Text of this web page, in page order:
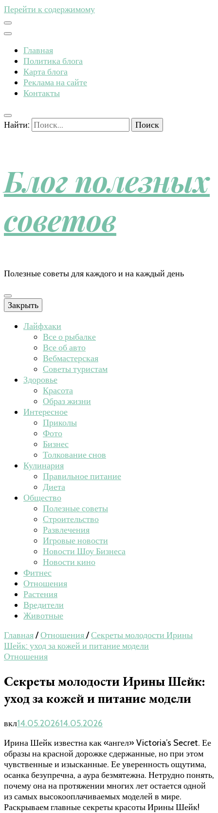
Перейти к содержимому
Главная
Политика блога
Карта блога
Реклама на сайте
Контакты
Найти:
Блог полезных
советов
Полезные советы для каждого и на каждый день
Закрыть
Лайфхаки
Все о рыбалке
Все об авто
Вебмастерская
Советы туристам
Здоровье
Красота
Образ жизни
Интересное
Приколы
Фото
Бизнес
Толкование снов
Кулинария
Правильное питание
Диета
Общество
Полезные советы
Строительство
Развлечения
Игровые новости
Новости Шоу Бизнеса
Новости кино
Фитнес
Отношения
Растения
Вредители
Животные
Главная/Отношения/Секреты молодости Ирины
Шейк: уход за кожей и питание модели
Отношения
Секреты молодости Ирины Шейк:
уход за кожей и питание модели
вкл14.05.202614.05.2026
Ирина Шейк известна как «ангел» Victoria’s Secret. Ее
образы на красной дорожке сдержанные, но при этом
чувственные и изысканные. Ее уверенность ощутима,
осанка безупречна, а аура безмятежна. Нетрудно понять,
почему она на протяжении многих лет остается одной
из самых высокооплачиваемых моделей в мире.
Раскрываем главные секреты красоты Ирины Шейк!